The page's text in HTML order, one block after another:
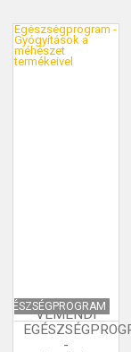
EGÉSZSÉGPROGRAM
VÉMÉNDI
-